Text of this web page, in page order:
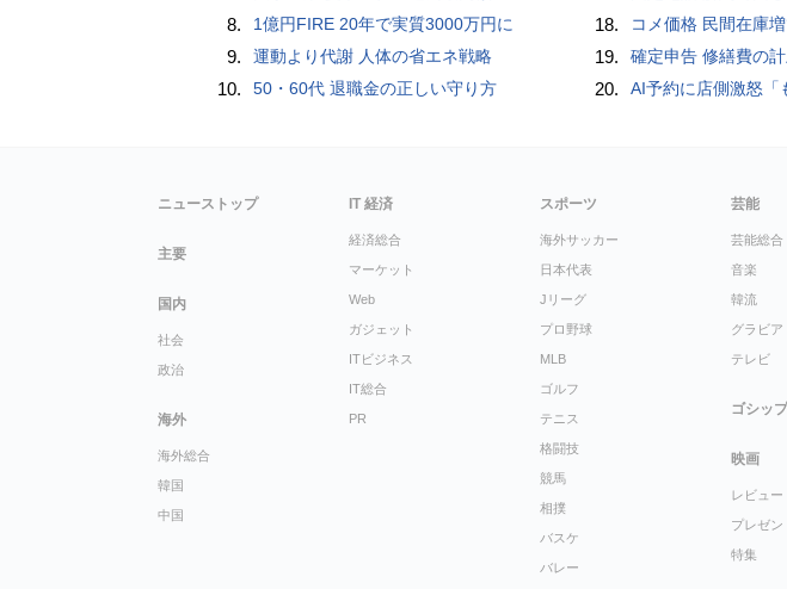
8. 1億円FIRE 20年で実質3000万円に
9. 運動より代謝 人体の省エネ戦略
10. 50・60代 退職金の正しい守り方
18. コメ価格 民間在庫
19. 確定申告 修繕費の
20. AI予約に店側激怒「
ニューストップ
主要
国内
社会
政治
海外
海外総合
韓国
中国
IT 経済
経済総合
マーケット
Web
ガジェット
ITビジネス
IT総合
PR
スポーツ
海外サッカー
日本代表
Jリーグ
プロ野球
MLB
ゴルフ
テニス
格闘技
競馬
相撲
バスケ
バレー
芸能
芸能総合
音楽
韓流
グラビア
テレビ
ゴシップ
映画
レビュー
プレゼン
特集